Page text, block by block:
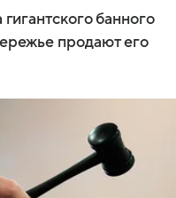
банного
продают его